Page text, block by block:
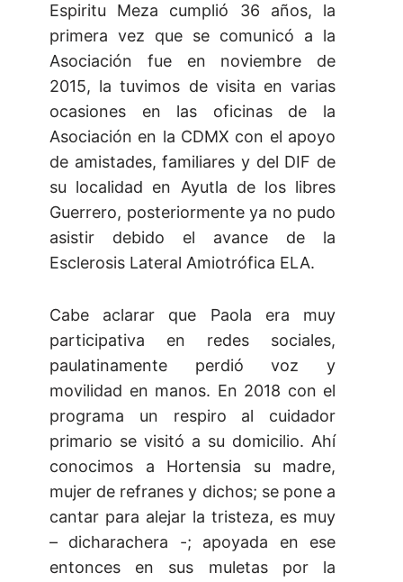
Espiritu Meza cumplió 36 años, la
primera vez que se comunicó a la
Asociación fue en noviembre de
2015, la tuvimos de visita en varias
ocasiones en las oficinas de la
Asociación en la CDMX con el apoyo
de amistades, familiares y del DIF de
su localidad en Ayutla de los libres
Guerrero, posteriormente ya no pudo
asistir debido el avance de la
Esclerosis Lateral Amiotrófica ELA.
Cabe aclarar que Paola era muy
participativa en redes sociales,
paulatinamente perdió voz y
movilidad en manos. En 2018 con el
programa un respiro al cuidador
primario se visitó a su domicilio. Ahí
conocimos a Hortensia su madre,
mujer de refranes y dichos; se pone a
cantar para alejar la tristeza, es muy
– dicharachera -; apoyada en ese
entonces en sus muletas por la